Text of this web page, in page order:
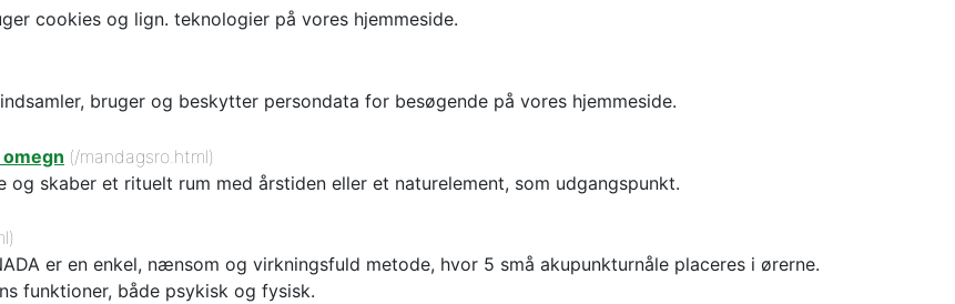
cookies og lign. teknologier på vores hjemmeside.
bruger og beskytter persondata for besøgende på vores hjemmeside.
(/mandagsro.html)
skaber et rituelt rum med årstiden eller et naturelement, som udgangspunkt.
er en enkel, nænsom og virkningsfuld metode, hvor 5 små akupunkturnåle placeres i ørerne.
funktioner, både psykisk og fysisk.